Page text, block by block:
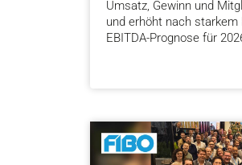
Umsatz, Gewinn und
und erhöht nach starkem
EBITDA-Prognose für